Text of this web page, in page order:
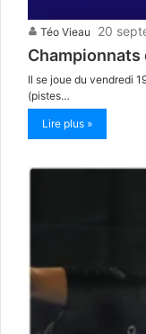
Téo Vieau 20
Il se joue du vendredi
(pistes…
Lire plus »